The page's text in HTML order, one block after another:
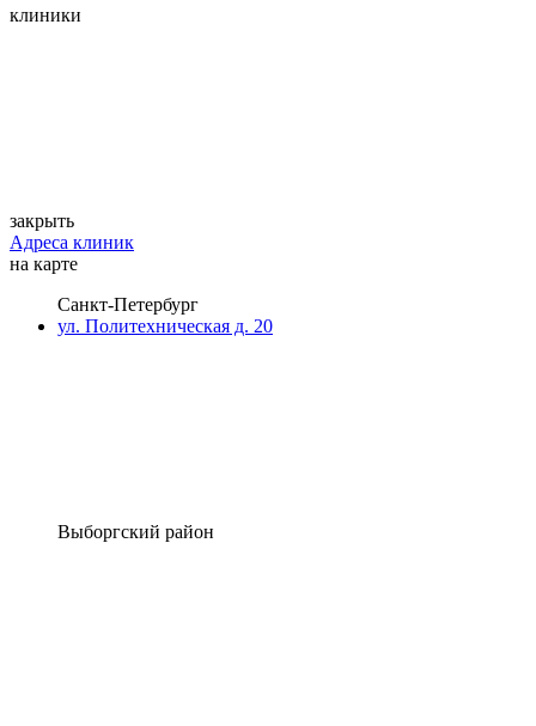
клиники
закрыть
Адреса клиник
на карте
Санкт-Петербург
ул. Политехническая д. 20
Выборгский район